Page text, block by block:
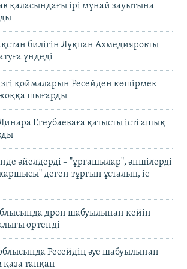
қаласындағы ірі мұнай зауытына
билігін Лұқпан Ахмедияровты
үндеді
қоймаларын Ресейден көшірмек
шығарды
Егеубаеваға қатысты істі ашық
әйелдерді – "ұрғашылар", әншілерді
деген тұрғын ұсталып, іс
дрон шабуылынан кейін
өртенді
Ресейдің әуе шабуылынан
қаза тапқан